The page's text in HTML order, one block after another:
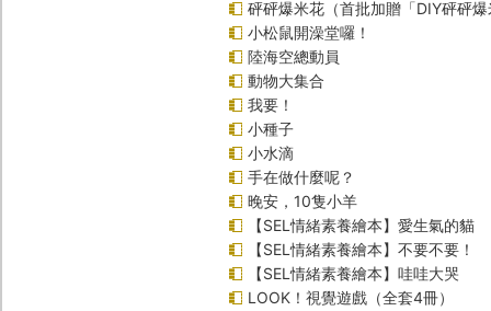
砰砰爆米花（首批加贈「DIY砰砰
小松鼠開澡堂囉！
陸海空總動員
動物大集合
我要！
小種子
小水滴
手在做什麼呢？
晚安，10隻小羊
【SEL情緒素養繪本】愛生氣的貓
【SEL情緒素養繪本】不要不要！
【SEL情緒素養繪本】哇哇大哭
LOOK！視覺遊戲（全套4冊）